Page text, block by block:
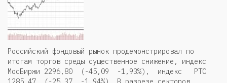
Российский фондовый рынок продемонстрировал по
итогам торгов среды существенное снижение, индекс
МосБиржи 2296,80 (-45,09 -1,93%), индекс РТС